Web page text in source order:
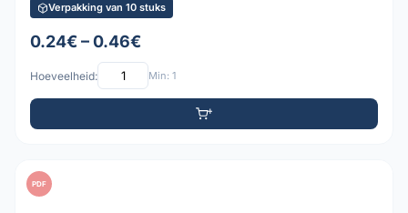
Verpakking van 10 stuks
0.24€ – 0.46€
Hoeveelheid: Min: 1
PDF